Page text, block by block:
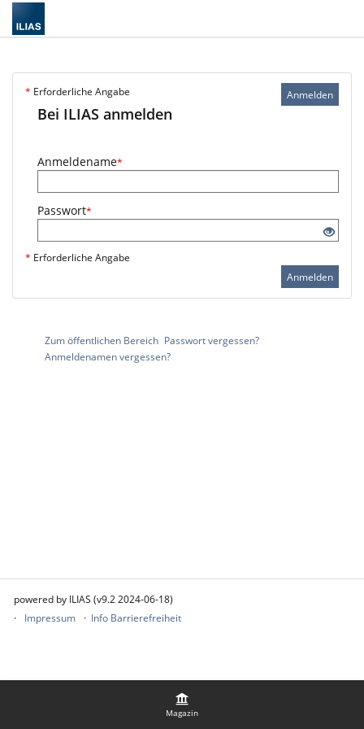
Magazin
Anmelden
* Erforderliche Angabe
Bei ILIAS anmelden
Anmeldename*
Passwort*
* Erforderliche Angabe
Anmelden
Zum öffentlichen Bereich Passwort vergessen?
Anmeldenamen vergessen?
powered by ILIAS (v9.2 2024-06-18)
Impressum
Info Barrierefreiheit